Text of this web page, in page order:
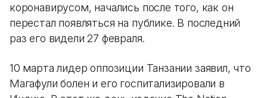
коронавирусом, начались после того, как он
перестал появляться на публике. В последний
раз его видели 27 февраля.
10 марта лидер оппозиции Танзании заявил, что
Магафули болен и его госпитализировали в